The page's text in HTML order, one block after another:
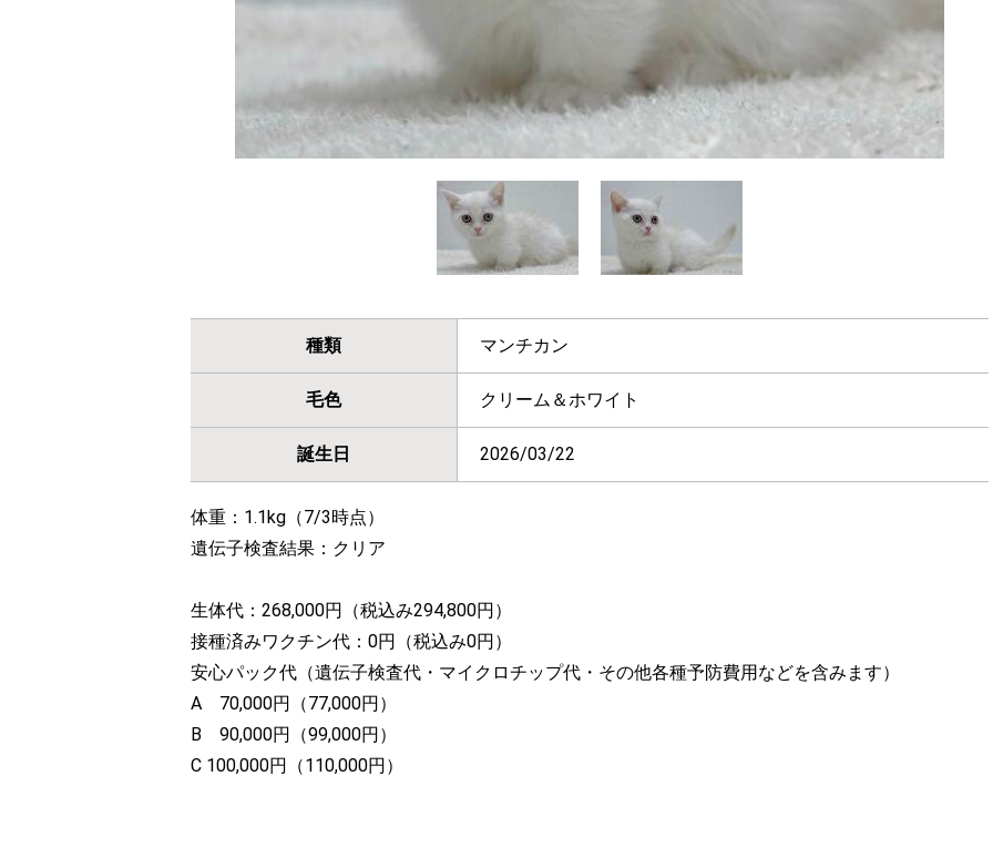
種類 マンチカン
毛色 クリーム＆ホワイト
誕生日 2026/03/22
体重：1.1kg（7/3時点）
遺伝子検査結果：クリア
生体代：268,000円（税込み294,800円）
接種済みワクチン代：0円（税込み0円）
安心パック代（遺伝子検査代・マイクロチップ代・その他各種予防費用などを含みます）
A 70,000円（77,000円）
B 90,000円（99,000円）
C 100,000円（110,000円）